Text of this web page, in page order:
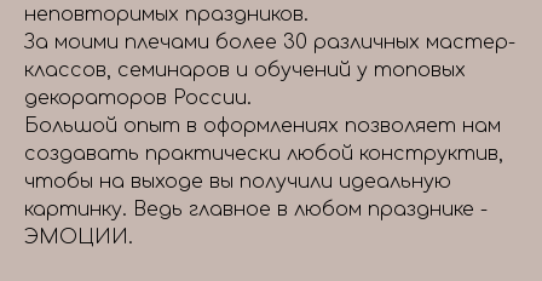
неповторимых праздников.
За моими плечами более 30 различных мастер-
классов, семинаров и обучений у топовых
декораторов России.
Большой опыт в оформлениях позволяет нам
создавать практически любой конструктив,
чтобы на выходе вы получили идеальную
картинку. Ведь главное в любом празднике -
ЭМОЦИИ.